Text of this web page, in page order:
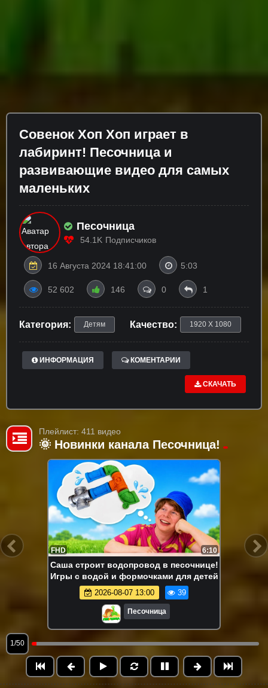
Совенок Хоп Хоп играет в
лабиринт! Песочница и
развивающие видео для самых
маленьких
Песочница
54.1K Подписчиков
16 Августа 2024 18:41:00 5:03
52 602 146 0 1
Категория: Детям Качество: 1920 X 1080
ИНФОРМАЦИЯ КОМЕНТАРИИ
СКАЧАТЬ
Плейлист: 411 видео
🌞 Новинки канала Песочница!
FHD 6:10
Саша строит водопровод в песочнице!
Игры с водой и формочками для детей
2026-08-07 13:00 39
Песочница
1/50